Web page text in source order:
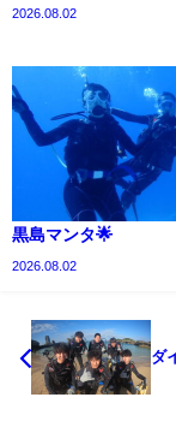
2026.08.02
黒島マンタ🌟
2026.08.02
ダ